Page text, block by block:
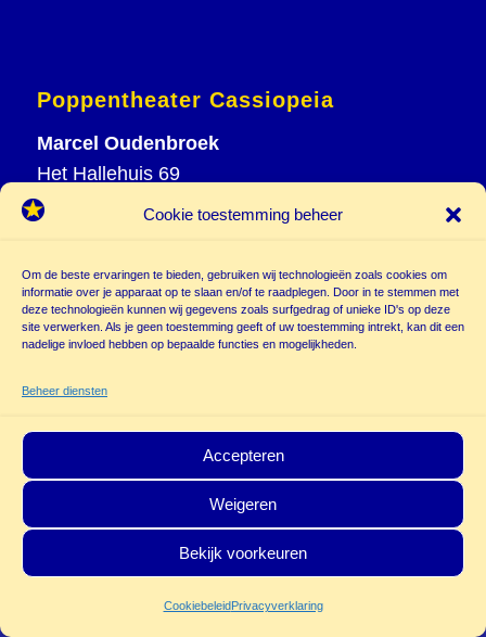
Cookie toestemming beheer
Om de beste ervaringen te bieden, gebruiken wij technologieën zoals cookies om
informatie over je apparaat op te slaan en/of te raadplegen. Door in te stemmen met
deze technologieën kunnen wij gegevens zoals surfgedrag of unieke ID's op deze
site verwerken. Als je geen toestemming geeft of uw toestemming intrekt, kan dit een
nadelige invloed hebben op bepaalde functies en mogelijkheden.
Beheer diensten
Accepteren
Weigeren
Bekijk voorkeuren
CookiebeleidPrivacyverklaring
Poppentheater Cassiopeia
Marcel Oudenbroek
Het Hallehuis 69
3823 VH Amersfoort
M 06 20 26 94 61
info@
poppentheatercassiopeia.nl
© Copyright - Poppentheater Cassiopeia | Deze site is beschermd door
reCAPTCHA and the GooglePrivacy PolicyenTerms of Servicezijn van